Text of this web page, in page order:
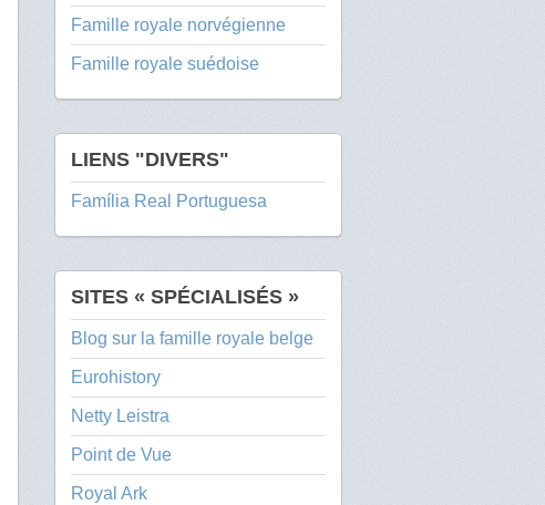
Famille royale norvégienne
Famille royale suédoise
LIENS "DIVERS"
Família Real Portuguesa
SITES « SPÉCIALISÉS »
Blog sur la famille royale belge
Eurohistory
Netty Leistra
Point de Vue
Royal Ark